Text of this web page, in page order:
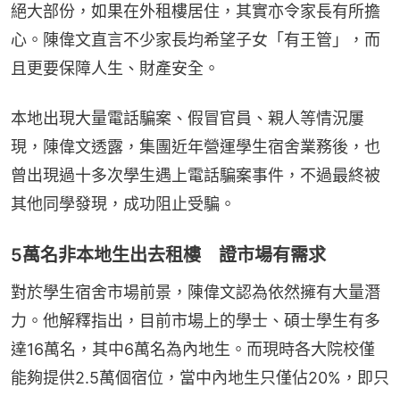
絕大部份，如果在外租樓居住，其實亦令家長有所擔
心。陳偉文直言不少家長均希望子女「有王管」，而
且更要保障人生、財產安全。
本地出現大量電話騙案、假冒官員、親人等情況屢
現，陳偉文透露，集團近年營運學生宿舍業務後，也
曾出現過十多次學生遇上電話騙案事件，不過最終被
其他同學發現，成功阻止受騙。
5萬名非本地生出去租樓 證市場有需求
對於學生宿舍市場前景，陳偉文認為依然擁有大量潛
力。他解釋指出，目前市場上的學士、碩士學生有多
達16萬名，其中6萬名為內地生。而現時各大院校僅
能夠提供2.5萬個宿位，當中內地生只僅佔20%，即只